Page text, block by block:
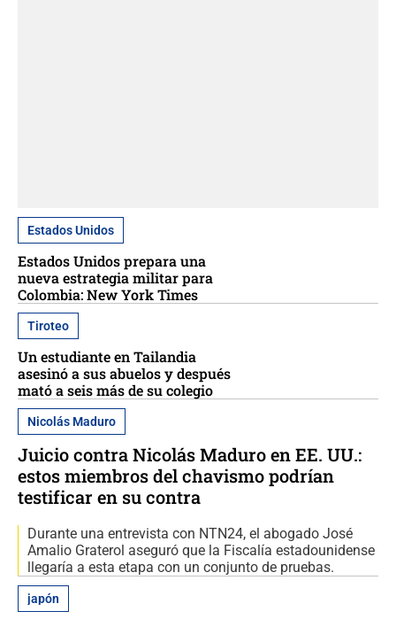
Estados Unidos
Estados Unidos prepara una
nueva estrategia militar para
Colombia: New York Times
Tiroteo
Un estudiante en Tailandia
asesinó a sus abuelos y después
mató a seis más de su colegio
Nicolás Maduro
Juicio contra Nicolás Maduro en EE. UU.:
estos miembros del chavismo podrían
testificar en su contra
Durante una entrevista con NTN24, el abogado José
Amalio Graterol aseguró que la Fiscalía estadounidense
llegaría a esta etapa con un conjunto de pruebas.
japón